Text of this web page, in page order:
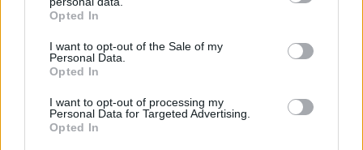
grant or deny consent to Google and its third-party tags to
use your data for below specified purposes in below Google
consent section.
Opted In
I want to opt-out of the Sale of my
Personal Data.
Opted In
I want to opt-out of processing my
Personal Data for Targeted Advertising.
Opted In